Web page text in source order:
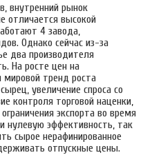
внутренний рынок
отличается высокой
4 завода,
Однако сейчас из-за
два производителя
На росте цен на
мировой тренд роста
увеличение спроса со
контроля торговой наценки,
экспорта во время
нулевую эффективность, так
сырое нерафинированное
отпускные цены.